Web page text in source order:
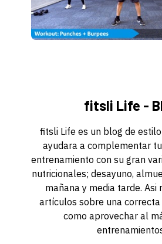
fitsli Life -
fitsli Life es un blog de
ayudara a complementar
entrenamiento con su gran
nutricionales; desayuno,
mañana y media tarde. Asi
artículos sobre una
como aprovechar al